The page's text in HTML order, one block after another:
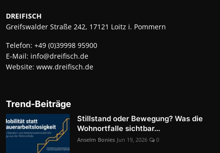
DREIFISCH
Greifswalder Straße 242, 17121 Loitz i. Pommern
Telefon: +49 (0)39998 95900
E-Mail: info@dreifisch.de
Website: www.dreifisch.de
Trend-Beiträge
Stillstand oder Bewegung? Was die
Wohnortfalle sichtbar...
Anselm Bonies Jun 19, 2026 0